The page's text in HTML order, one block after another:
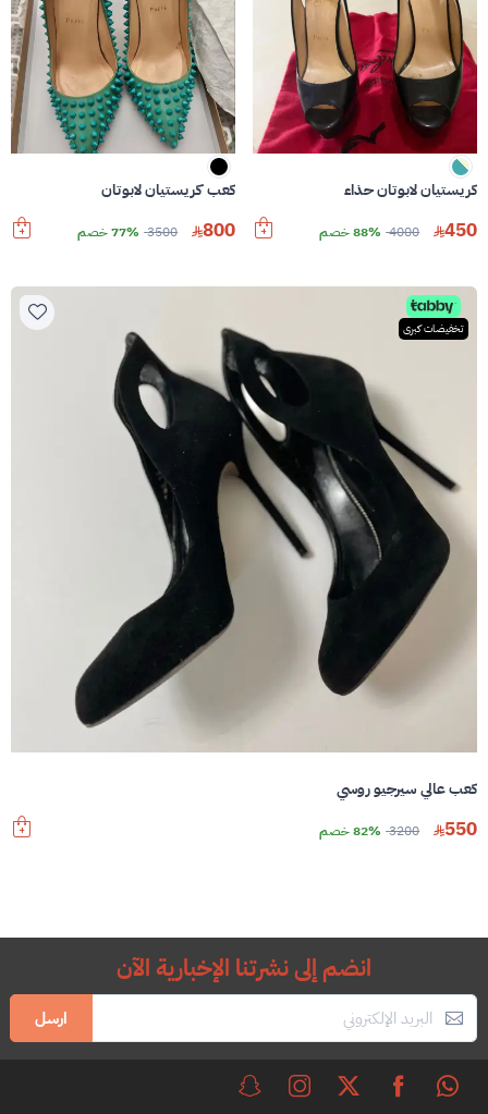
كريستيان لابوتان حذاء
450
4000 88% خصم
كعب كريستيان لابوتان
800
3500 77% خصم
تخفيضات كبرى
كعب عالي سيرجيو روسي
550
3200 82% خصم
انضم إلى نشرتنا الإخبارية الآن
ارسل